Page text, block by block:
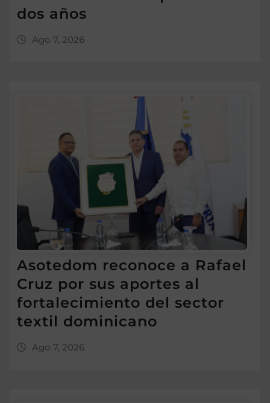
dos años
Ago 7, 2026
Asotedom reconoce a Rafael
Cruz por sus aportes al
fortalecimiento del sector
textil dominicano
Ago 7, 2026